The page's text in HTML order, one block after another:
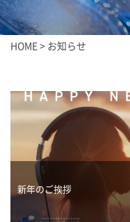
HOME> お知らせ
新年のご挨拶